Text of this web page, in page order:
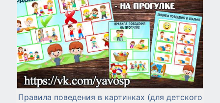
Правила поведения в картинках (для детского